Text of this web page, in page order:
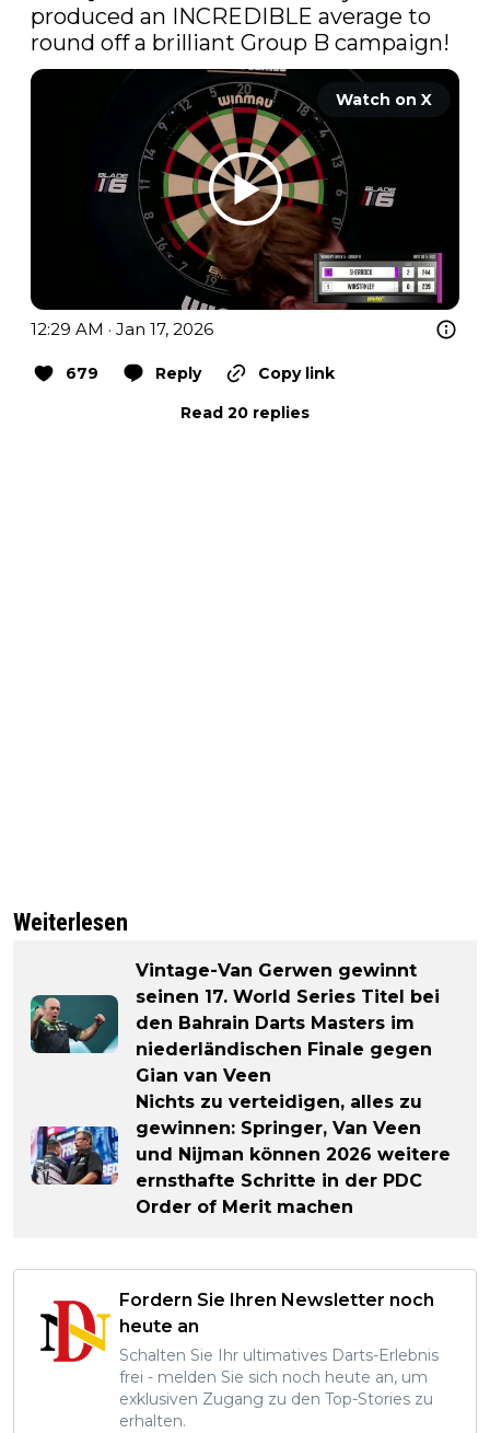
produced an INCREDIBLE average to
round off a brilliant Group B campaign!
Watch on X
12:29 AM · Jan 17, 2026
679 Reply
Copy link
Read 20 replies
Weiterlesen
Vintage-Van Gerwen gewinnt
seinen 17. World Series Titel bei
den Bahrain Darts Masters im
niederländischen Finale gegen
Gian van Veen
Nichts zu verteidigen, alles zu
gewinnen: Springer, Van Veen
und Nijman können 2026 weitere
ernsthafte Schritte in der PDC
Order of Merit machen
Fordern Sie Ihren Newsletter noch
heute an
Schalten Sie Ihr ultimatives Darts-Erlebnis
frei - melden Sie sich noch heute an, um
exklusiven Zugang zu den Top-Stories zu
erhalten.